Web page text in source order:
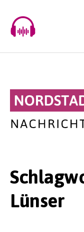
content
Lünser